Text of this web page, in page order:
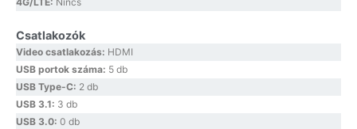
Csatlakozók
Video csatlakozás: HDMI
USB portok száma: 5 db
USB Type-C: 2 db
USB 3.1: 3 db
USB 3.0: 0 db